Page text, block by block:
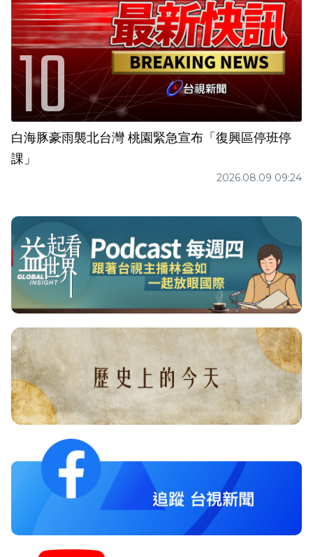
白海豚豪雨襲北台灣 桃園緊急宣布「復興區停班停
課」
2026.08.09 09:24